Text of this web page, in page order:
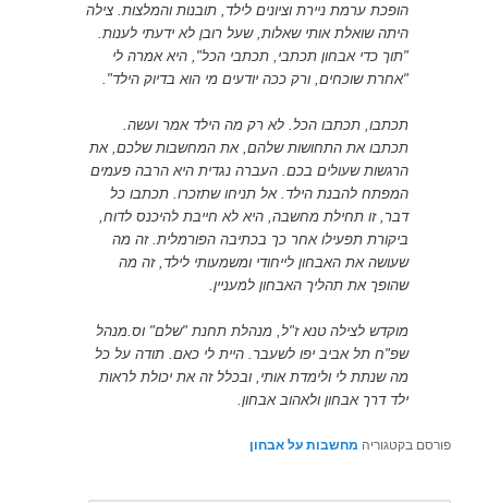
הופכת ערמת ניירת וציונים לילד, תובנות והמלצות. צילה
היתה שואלת אותי שאלות, שעל רובן לא ידעתי לענות.
"תוך כדי אבחון תכתבי, תכתבי הכל", היא אמרה לי
"אחרת שוכחים, ורק ככה יודעים מי הוא בדיוק הילד".
תכתבו, תכתבו הכל. לא רק מה הילד אמר ועשה.
תכתבו את התחושות שלהם, את המחשבות שלכם, את
הרגשות שעולים בכם. העברה נגדית היא הרבה פעמים
המפתח להבנת הילד. אל תניחו שתזכרו. תכתבו כל
דבר, זו תחילת מחשבה, היא לא חייבת להיכנס לדוח,
ביקורת תפעילו אחר כך בכתיבה הפורמלית. זה מה
שעושה את האבחון לייחודי ומשמעותי לילד, זה מה
שהופך את תהליך האבחון למעניין.
מוקדש לצילה טנא ז"ל, מנהלת תחנת "שלם" וס.מנהל
שפ"ח תל אביב יפו לשעבר. היית לי כאם. תודה על כל
מה שנתת לי ולימדת אותי, ובכלל זה את יכולת לראות
ילד דרך אבחון ולאהוב אבחון.
פורסם בקטגוריה מחשבות על אבחון